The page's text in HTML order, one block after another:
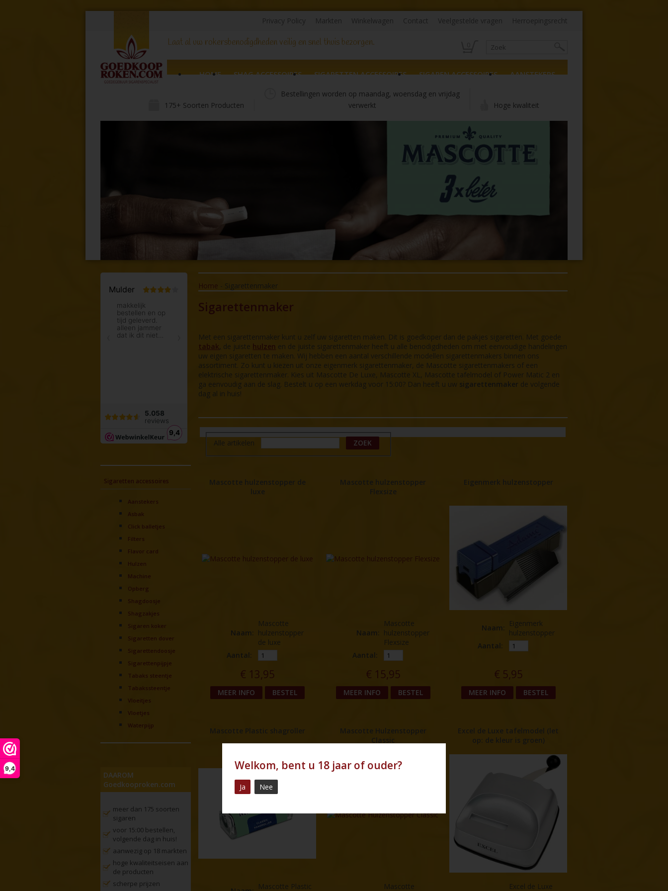
9,4
Privacy Policy Markten Winkelwagen Contact Veelgestelde vragen Herroepingsrecht
Laat al uw rokersbenodigdheden veilig en snel thuis bezorgen.
HOME SHAG ACCESSOIRES SIGARETTEN ACCESSOIRES SIGAREN ACCESSOIRES AANSTEKERS
175+ Soorten Producten
Bestellingen worden op maandag, woensdag en vrijdag
verwerkt
Hoge kwaliteit
Sigaretten accessoires
Aanstekers
Asbak
Click balletjes
Filters
Flavor card
Hulzen
Machine
Opberg
Shagdoosje
Shagzakjes
Sigaren koker
Sigaretten dover
Sigarettendoosje
Sigarettenpijpje
Tabaks steentje
Tabakssteentje
Vloeitjes
Vloetjes
Waterpijp
DAAROM
Goedkooproken.com
meer dan 175 soorten
sigaren
voor 15:00 bestellen,
volgende dag in huis!
aanwezig op 18 markten
hoge kwaliteitseisen aan
de producten
scherpe prijzen
Home - Sigarettenmaker
Sigarettenmaker
Met een sigarettenmaker kunt u zelf uw sigaretten maken. Dit is goedkoper dan de pakjes sigaretten. Met goede
tabak, de juiste hulzen en de juiste sigarettenmaker heeft u alle benodigdheden om met eenvoudige handelingen
uw eigen sigaretten te maken. Wij hebben een aantal verschillende modellen sigarettenmakers binnen ons
assortiment. Zo kunt u kiezen uit onze eigenmerk sigarettenmaker, de Mascotte sigarettenmakers of een
elektrische sigarettenmaker. Kies uit Mascotte De Luxe, Mascotte XL, Mascotte tafelmodel of Power Matic 2 en
ga eenvoudig aan de slag. Bestelt u op een werkdag voor 15:00? Dan heeft u uw sigarettenmaker de volgende
dag al in huis!
Alle artikelen ZOEK
Mascotte hulzenstopper de
luxe
Naam:
Mascotte
hulzenstopper
de luxe
Aantal:
€ 13,95
MEER INFO BESTEL
Mascotte hulzenstopper
Flexsize
Naam:
Mascotte
hulzenstopper
Flexsize
Aantal:
€ 15,95
MEER INFO BESTEL
Eigenmerk hulzenstopper
Naam:
Eigenmerk
hulzenstopper
Aantal:
€ 5,95
MEER INFO BESTEL
Mascotte Plastic shagroller
Mascotte Plastic
Mascotte Hulzenstopper
Classic
Mascotte
Excel de Luxe tafelmodel (let
op: de kleur is groen)
Excel de Luxe
Welkom, bent u 18 jaar of ouder?
Ja Nee